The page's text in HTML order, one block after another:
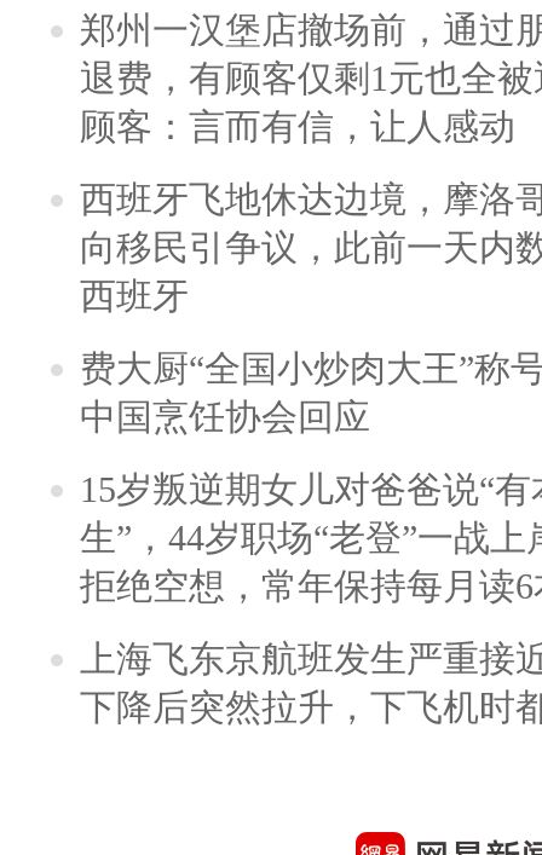
郑州一汉堡店撤场前，通过
退费，有顾客仅剩1元也全
顾客：言而有信，让人感动
西班牙飞地休达边境，摩洛
向移民引争议，此前一天内
西班牙
费大厨“全国小炒肉大王”称
中国烹饪协会回应
15岁叛逆期女儿对爸爸说“
生”，44岁职场“老登”一战上
拒绝空想，常年保持每月读
上海飞东京航班发生严重接
下降后突然拉升，下飞机时